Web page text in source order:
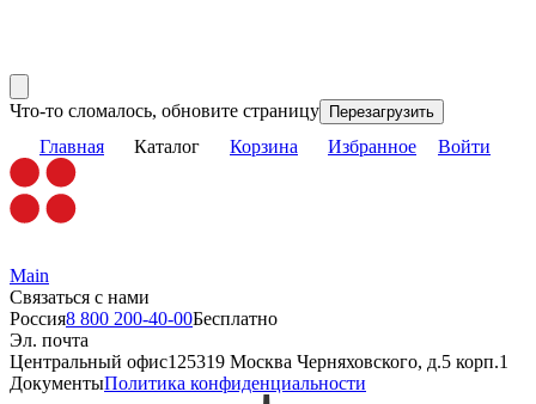
Что-то сломалось, обновите страницу Перезагрузить
Главная Каталог Корзина Избранное Войти
Main
Связаться с нами
Россия8 800 200-40-00Бесплатно
Эл. почта
Центральный офис125319 Москва Черняховского, д.5 корп.1
ДокументыПолитика конфиденциальности